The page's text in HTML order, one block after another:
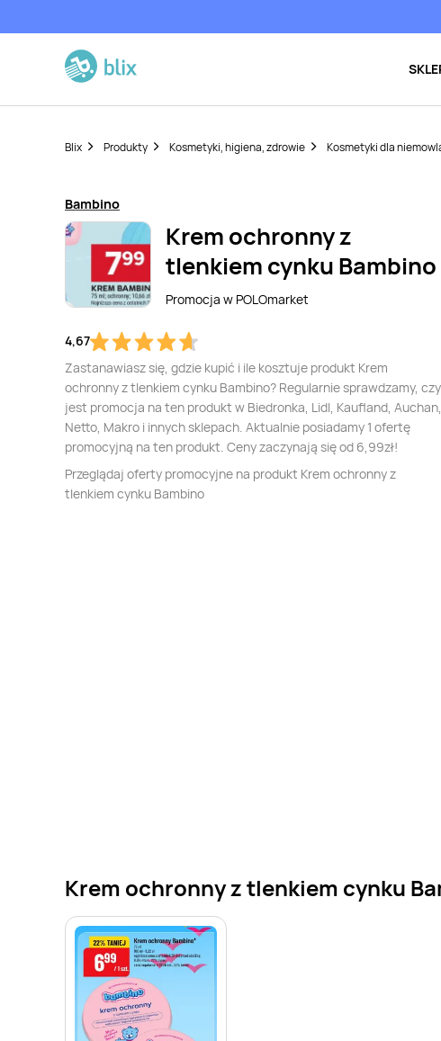
Blix Produkty Kosmetyki, higiena, zdrowie Kosmetyki dla
Bambino
Krem ochronny z
tlenkiem cynku Bambino
Promocja w POLOmarket
4,67
Zastanawiasz się, gdzie kupić i ile kosztuje produkt Krem
ochronny z tlenkiem cynku Bambino? Regularnie sprawdzamy, czy
jest promocja na ten produkt w Biedronka, Lidl, Kaufland, Auchan,
Netto, Makro i innych sklepach. Aktualnie posiadamy 1 ofertę
promocyjną na ten produkt. Ceny zaczynają się od 6,99zł!
Przeglądaj oferty promocyjne na produkt Krem ochronny z
tlenkiem cynku Bambino
Krem ochronny z tlenkiem cynku